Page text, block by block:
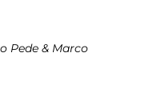
Pede & Marco